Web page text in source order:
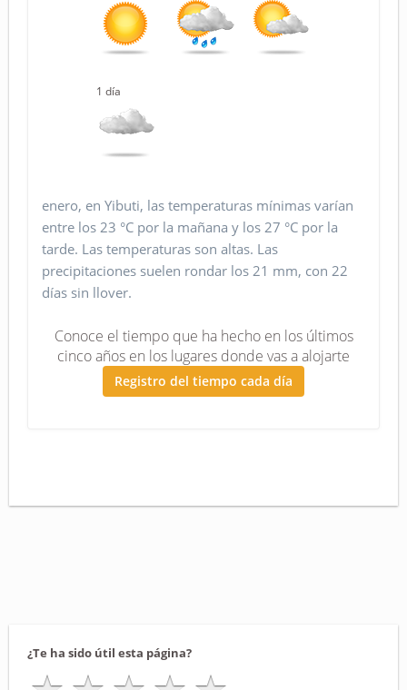
1 día
enero, en Yibuti, las temperaturas mínimas varían
entre los 23 °C por la mañana y los 27 °C por la
tarde. Las temperaturas son altas. Las
precipitaciones suelen rondar los 21 mm, con 22
días sin llover.
Conoce el tiempo que ha hecho en los últimos
cinco años en los lugares donde vas a alojarte
Registro del tiempo cada día
¿Te ha sido útil esta página?